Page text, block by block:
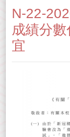
N-22-
成績分
宜